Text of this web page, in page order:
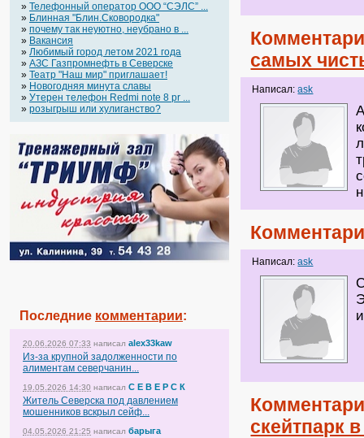
» Телефонный оператор OOO “СЭЛС” ...
» Блинная "Блин.Сковородка"
» почему так неуютно, неубрано в ...
» Вакансия
» Любимый город летом 2021 года
» АЗС Газпромнефть в Северске
» Театр "Наш мир" приглашает!
» Новогодняя минута славы
» Утерен телефон Redmi note 8 pr ...
» розыгрыш или хулиганство?
Последние комментарии:
20.06.2026 07:33 написал alex33kaw
Из-за крупной задолженности по
алиментам северчанин...
19.05.2026 14:30 написал С Е В Е Р С К
Житель Северска под давлением
мошенников вскрыл сейф...
04.05.2026 21:25 написал барыга
самых
Написал:ask
Написал:ask
скейтпарк